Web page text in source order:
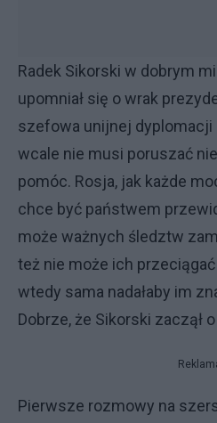
Radek Sikorski w dobrym
upomniał się o wrak
szefowa unijnej dyplomacji
wcale nie musi poruszać
pomóc. Rosja, jak każde
chce być państwem
może ważnych śledztw
też nie może ich
wtedy sama nadałaby im
Dobrze, że Sikorski zaczął
Pierwsze rozmowy na